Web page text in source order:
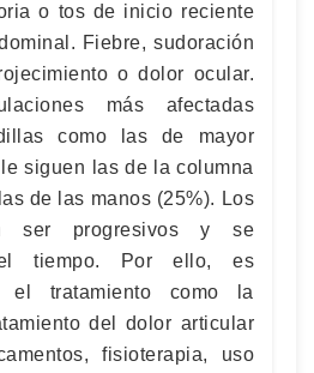
o tos de inicio reciente
Fiebre, sudoración
o dolor ocular.
más afectadas
como las de mayor
siguen las de la columna
de las manos (25%). Los
ser progresivos y se
tiempo. Por ello, es
el tratamiento como la
del dolor articular
fisioterapia, uso